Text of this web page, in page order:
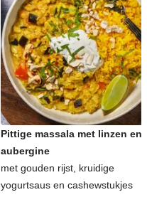
Pittige massala met linzen en
aubergine
met gouden rijst, kruidige
yogurtsaus en cashewstukjes